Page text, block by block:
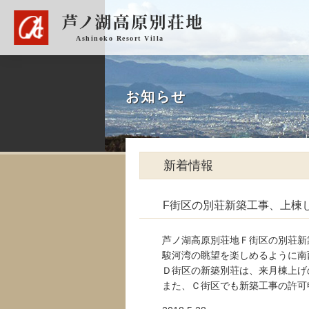
お知らせ
新着情報
F街区の別荘新築工事、上棟
芦ノ湖高原別荘地Ｆ街区の別荘
駿河湾の眺望を楽しめるように
Ｄ街区の新築別荘は、来月棟上げ
また、Ｃ街区でも新築工事の許